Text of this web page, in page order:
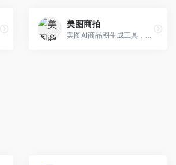
美图商拍
美图AI商品图生成工具，整合美图生态。面向电商卖家，提供商品图美化、模特替换、场景生成等服务，移动端操作便捷。